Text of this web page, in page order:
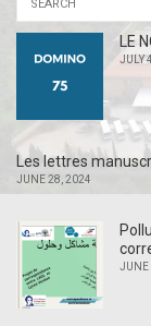
LE
JULY
Les lettres
JUNE 28, 2024
JUNE